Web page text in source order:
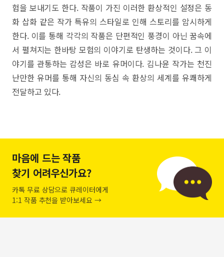
험을 보내기도 한다. 작품이 가진 이러한 환상적인 설정은 동
화 삽화 같은 작가 특유의 스타일로 인해 스토리를 암시하게
한다. 이를 통해 각각의 작품은 단편적인 풍경이 아닌 꿈속에
서 펼쳐지는 한바탕 모험의 이야기로 탄생하는 것이다. 그 이
야기를 관통하는 감성은 바로 유머이다. 김나윤 작가는 천진
난만한 유머를 통해 자신의 동심 속 환상의 세계를 유쾌하게
전달하고 있다.
마음에 드는 작품
찾기 어려우신가요?
카톡 무료 상담으로 큐레이터에게
1:1 작품 추천을 받아보세요 →